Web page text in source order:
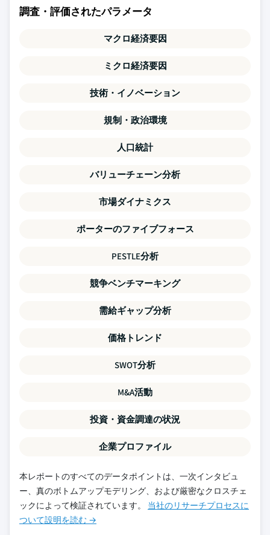
調査・評価されたパラメータ
マクロ経済要因
ミクロ経済要因
技術・イノベーション
規制・政治環境
人口統計
バリューチェーン分析
市場ダイナミクス
ポーターのファイブフォース
PESTLE分析
競争ベンチマーキング
需給ギャップ分析
価格トレンド
SWOT分析
M&A活動
投資・資金調達の状況
企業プロファイル
本レポートのすべてのデータポイントは、一次インタビュ
ー、真のボトムアップモデリング、および厳密なクロスチェ
ックによって検証されています。 当社のリサーチプロセスに
ついて設明を読む →